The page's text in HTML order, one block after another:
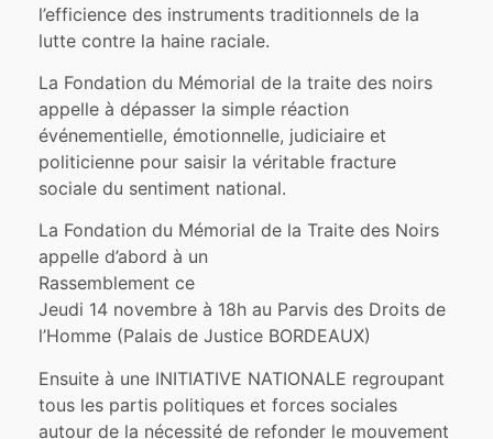
l’efficience des instruments traditionnels de la
lutte contre la haine raciale.
La Fondation du Mémorial de la traite des noirs
appelle à dépasser la simple réaction
événementielle, émotionnelle, judiciaire et
politicienne pour saisir la véritable fracture
sociale du sentiment national.
La Fondation du Mémorial de la Traite des Noirs
appelle d’abord à un
Rassemblement ce
Jeudi 14 novembre à 18h au Parvis des Droits de
l’Homme (Palais de Justice BORDEAUX)
Ensuite à une INITIATIVE NATIONALE regroupant
tous les partis politiques et forces sociales
autour de la nécessité de refonder le mouvement